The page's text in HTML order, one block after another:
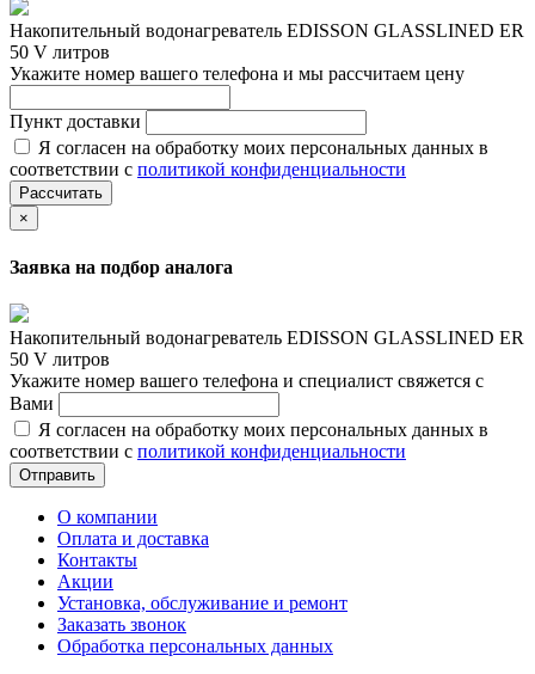
Накопительный водонагреватель EDISSON GLASSLINED ER
50 V литров
Укажите номер вашего телефона и мы рассчитаем цену
Пункт доставки
Я согласен на обработку моих персональных данных в
соответствии с политикой конфиденциальности
Рассчитать
×
Заявка на подбор аналога
Накопительный водонагреватель EDISSON GLASSLINED ER
50 V литров
Укажите номер вашего телефона и специалист свяжется с
Вами
Я согласен на обработку моих персональных данных в
соответствии с политикой конфиденциальности
Отправить
О компании
Оплата и доставка
Контакты
Акции
Установка, обслуживание и ремонт
Заказать звонок
Обработка персональных данных